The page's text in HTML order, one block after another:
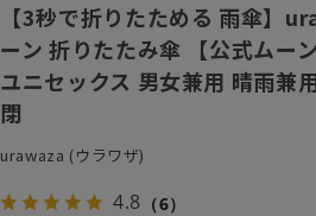
【3秒で折りたためる 雨傘】
ーン 折りたたみ傘 【公式ムー
ユニセックス 男女兼用 晴雨兼
閉
urawaza (ウラワザ)
4.8 （6）